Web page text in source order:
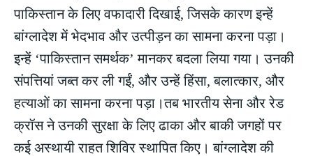
पाकिस्तान के लिए वफादारी दिखाई, जिसके कारण इन्हें
बांग्लादेश में भेदभाव और उत्पीड़न का सामना करना पड़ा।
इन्हें ‘पाकिस्तान समर्थक’ मानकर बदला लिया गया। उनकी
संपत्तियां जब्त कर ली गईं, और उन्हें हिंसा, बलात्कार, और
हत्याओं का सामना करना पड़ा।तब भारतीय सेना और रेड
क्रॉस ने उनकी सुरक्षा के लिए ढाका और बाकी जगहों पर
कई अस्थायी राहत शिविर स्थापित किए। बांग्लादेश की